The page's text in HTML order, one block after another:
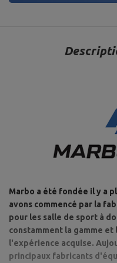
Marbo a été fondée il y a
avons commencé par la
pour les salle de sport à
constamment la gamme
l'expérience acquise.
principaux fabricants